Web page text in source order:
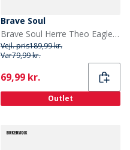
Brave Soul
Brave Soul Herre Theo Eagle Slides Blå/Hvid
Vejl. pris189,99 kr.
Var79,99 kr.
Current
69,99 kr.
Outlet